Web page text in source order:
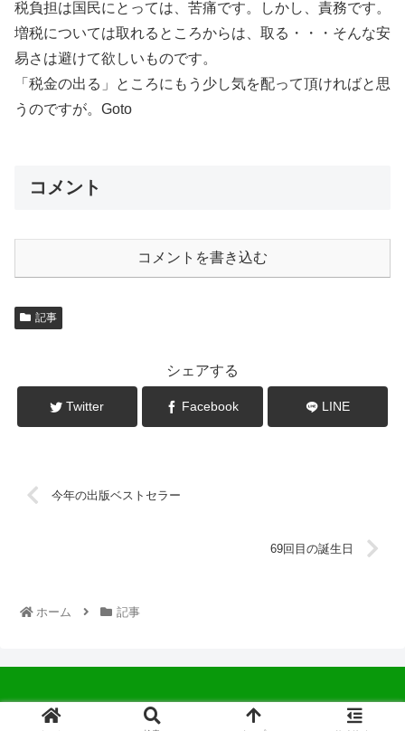
税負担は国民にとっては、苦痛です。しかし、責務です。
増税については取れるところからは、取る・・・そんな安
易さは避けて欲しいものです。
「税金の出る」ところにもう少し気を配って頂ければと思
うのですが。Goto
コメント
コメントを書き込む
記事
シェアする
Twitter Facebook LINE
今年の出版ベストセラー
69回目の誕生日
ホーム 記事
© 2022 中広会長ブログ.